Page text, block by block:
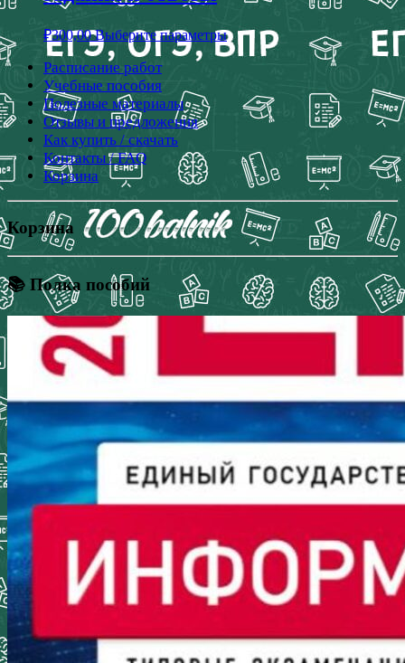
₽300,00 Выберите параметры
Расписание работ
Учебные пособия
Полезные материалы
Отзывы и предложения
Как купить / скачать
Контакты / FAQ
Корзина
Корзина
📚 Полка пособий